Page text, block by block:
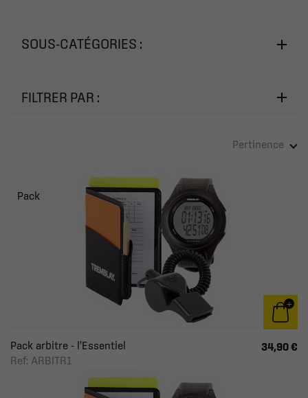
SOUS-CATÉGORIES :
FILTRER PAR :
Pertinence
Pack arbitre - l'Essentiel
Ref: ARBITR1
34,90 €
Pack